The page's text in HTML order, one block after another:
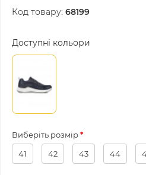
Код товару: 68199
Доступні кольори
Виберіть розмір
41
42 43 44